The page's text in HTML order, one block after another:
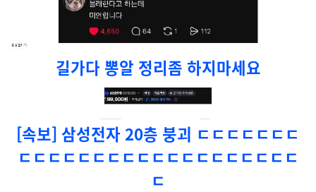
길가다 뽕알 정리좀 하지마세요
[속보] 삼성전자 20층 붕괴 ㄷㄷㄷㄷㄷㄷㄷ
ㄷㄷㄷㄷㄷㄷㄷㄷㄷㄷㄷㄷㄷㄷㄷㄷㄷㄷㄷ
ㄷ